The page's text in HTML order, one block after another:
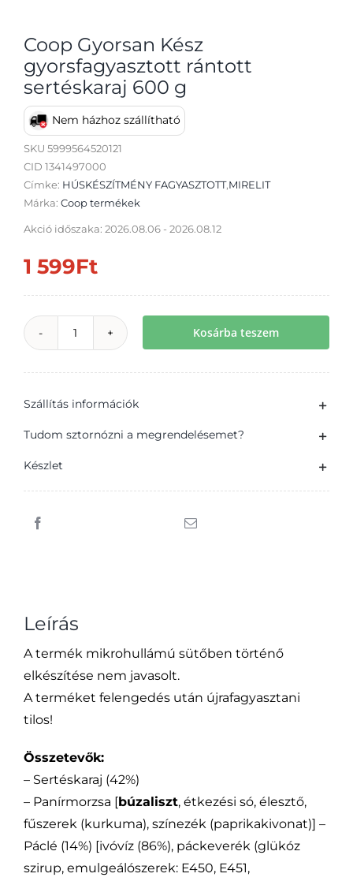
Átvétel
Coop Gyorsan Kész
gyorsfagyasztott rántott
sertéskaraj 600 g
Nem házhoz szállítható
SKU 5999564520121
CID 1341497000
Címke: HÚSKÉSZÍTMÉNY FAGYASZTOTT,MIRELIT
Márka: Coop termékek
Akció időszaka: 2026.08.06 - 2026.08.12
1 599Ft
gyorsfagyasztott
rántott
Kosárba teszem
Szállítás információk
Tudom sztornózni a megrendelésemet?
Készlet
Leírás
A termék mikrohullámú sütőben történő
elkészítése nem javasolt.
A terméket felengedés után újrafagyasztani
tilos!
Összetevők:
– Sertéskaraj (42%)
– Panírmorzsa [búzaliszt, étkezési só, élesztő,
fűszerek (kurkuma), színezék (paprikakivonat)] –
Páclé (14%) [ivóvíz (86%), páckeverék (glükóz
szirup, emulgeálószerek: E450, E451,